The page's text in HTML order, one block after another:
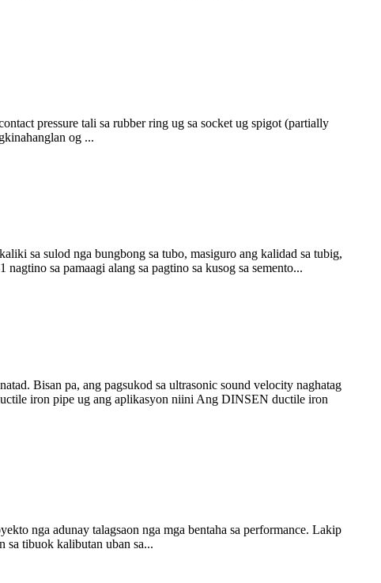
pressure tali sa rubber ring ug sa socket ug spigot (partially
og ...
sa sulod nga bungbong sa tubo, masiguro ang kalidad sa tubig,
sa pamaagi alang sa pagtino sa kusog sa semento...
Bisan pa, ang pagsukod sa ultrasonic sound velocity naghatag
iron pipe ug ang aplikasyon niini Ang DINSEN ductile iron
nga adunay talagsaon nga mga bentaha sa performance. Lakip
sa tibuok kalibutan uban sa...